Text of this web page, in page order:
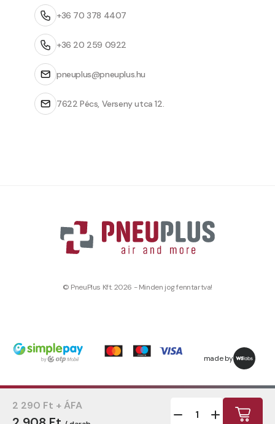
2 290 Ft + ÁFA
+36 70 378 4407
+36 20 259 0922
pneuplus@pneuplus.hu
7622 Pécs, Verseny utca 12.
© PneuPlus Kft. 2026 - Minden jog fenntartva!
made by